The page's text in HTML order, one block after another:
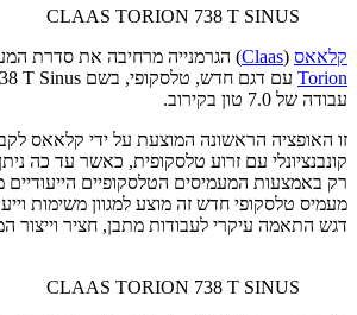
CLAAS TORION 738 T SINUS
קלאאס (
Claas) הגרמנייה מרחיבה את סדרת
Torion
עבודה של 7.0 טון בקירוב.
זו האופציה הראשונה המוצעת על ידי קלאאס
קונבנציונלי עם זרוע טלסקופית, כאשר עד כה
רק באמצעות המעמיסים הטלסקופיים
מעמיס טלסקופי חדש זה מוצע למגוון משימות
דגש התאמה עיקרי לעבודות מתבן, חציר וייצור
CLAAS TORION 738 T SINUS